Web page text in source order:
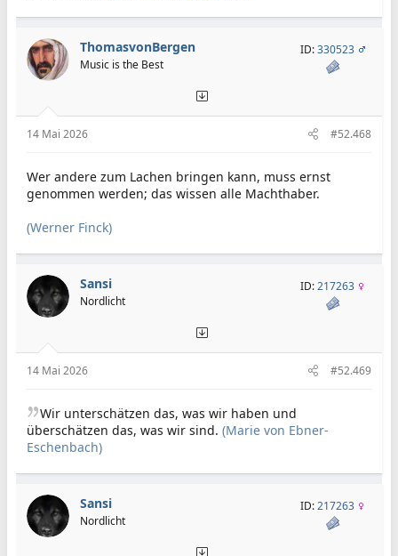
ThomasvonBergen
Music is the Best
ID:330523
14 Mai 2026 #52.468
Wer andere zum Lachen bringen kann, muss ernst
genommen werden; das wissen alle Machthaber.
(Werner Finck)
Sansi
Nordlicht
ID:217263
14 Mai 2026 #52.469
Wir unterschätzen das, was wir haben und
überschätzen das, was wir sind. (Marie von Ebner-
Eschenbach)
Sansi
Nordlicht
ID:217263